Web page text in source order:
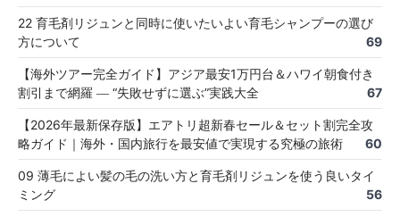
22 育毛剤リジュンと同時に使いたいよい育毛シャンプーの選び
方について
69
【海外ツアー完全ガイド】アジア最安1万円台＆ハワイ朝食付き
割引まで網羅 ― “失敗せずに選ぶ”実践大全
67
【2026年最新保存版】エアトリ超新春セール＆セット割完全攻
略ガイド｜海外・国内旅行を最安値で実現する究極の旅術
60
09 薄毛によい髪の毛の洗い方と育毛剤リジュンを使う良いタイ
ミング
56